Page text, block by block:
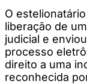
O
liberação de
judicial e
processo
direito a uma
reconhecida